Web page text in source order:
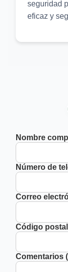
seguridad
eficaz y
Nombre
Número de
Correo
Código
Comentarios